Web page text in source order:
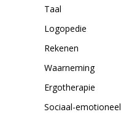
Taal
Logopedie
Rekenen
Waarneming
Ergotherapie
Sociaal-emotioneel